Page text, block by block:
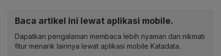
Baca artikel ini lewat aplikasi mobile.
Dapatkan pengalaman membaca lebih nyaman dan nikmati
fitur menarik lainnya lewat aplikasi mobile Katadata.